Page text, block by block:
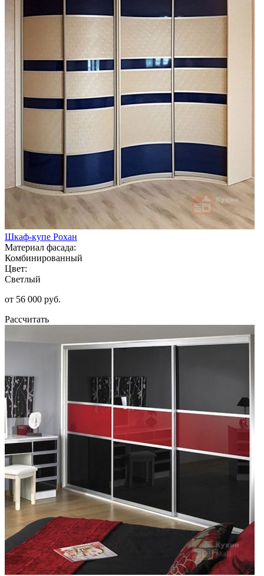
Шкаф-купе Рохан
Материал фасада:
Комбинированный
Цвет:
Светлый
от 56 000 руб.
Рассчитать